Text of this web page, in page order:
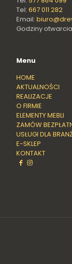
Tel: 667 011 282
Email:
Godziny
Menu
HOME
AKTUALNOŚCI
REALIZACJE
O FIRMIE
ELEMENTY MEBLI
ZAMÓW
USŁUGI DLA
E-SKLEP
KONTAKT